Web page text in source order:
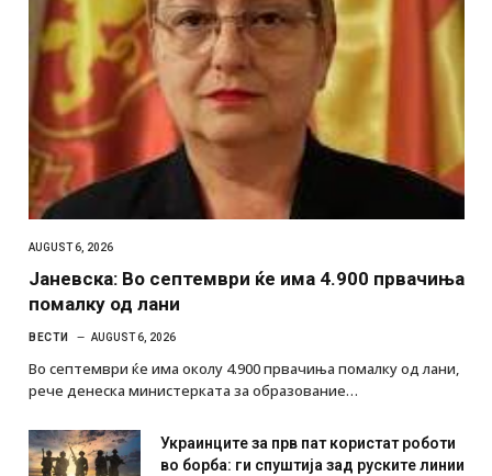
AUGUST 6, 2026
Јаневска: Во септември ќе има 4.900 првачиња
помалку од лани
ВЕСТИ AUGUST 6, 2026
Во септември ќе има околу 4.900 првачиња помалку од лани,
рече денеска министерката за образование…
Украинците за прв пат користат роботи
во борба: ги спуштија зад руските линии